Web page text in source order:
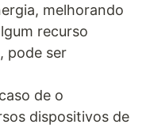
melhorando
recurso
pode ser
de o
dispositivos de